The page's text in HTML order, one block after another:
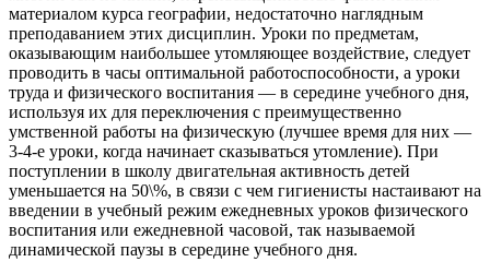
материалом курса географии, недостаточно наглядным
преподаванием этих дисциплин. Уроки по предметам,
оказывающим наибольшее утомляющее воздействие, следует
проводить в часы оптимальной работоспособности, а уроки
труда и физического воспитания — в середине учебного дня,
используя их для переключения с преимущественно
умственной работы на физическую (лучшее время для них —
3-4-е уроки, когда начинает сказываться утомление). При
поступлении в школу двигательная активность детей
уменьшается на 50\%, в связи с чем гигиенисты настаивают на
введении в учебный режим ежедневных уроков физического
воспитания или ежедневной часовой, так называемой
динамической паузы в середине учебного дня.